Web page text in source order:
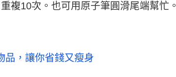
複10次。也可用原子筆圓滑尾端幫忙。
品，讓你省錢又瘦身